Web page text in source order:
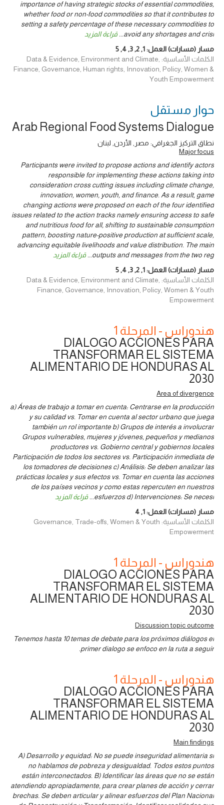
importance of having strategic stocks of essential commodities,
whether food or non-food commodities so that it contributes to
setting a safety percentage of these necessary commodities to
avoid any shortages and crisi
... قراءة المزيد
مسار (مسارات) العمل:1
,
2
,
3
,
4
,
5
الكلمات الأساسية: Data & Evidence, Environment and Climate,
Finance, Governance, Human rights, Innovation, Policy, Women &
Youth Empowerment
حوار ‎مستقل
Arab Regional Food Systems Dialogue
نطاق التركيز الجغرافي: مصر, الأردن, لبنان
Major focus
Participants were invited to propose actions and identify actors
responsible for implementing these actions taking into
consideration cross cutting issues including climate change,
innovation, women, youth, and finance. As a result, game
changing actions were proposed on each of the four identified
issues related to the action tracks namely ensuring access to safe
and nutritious food for all, shifting to sustainable consumption
pattern, boosting nature-positive production at sufficient scale,
advancing equitable livelihoods and value distribution. The main
outputs and messages from the two reg
... قراءة المزيد
مسار (مسارات) العمل:1
,
2
,
3
,
4
,
5
الكلمات الأساسية: Data & Evidence, Environment and Climate,
Finance, Governance, Innovation, Policy, Women & Youth
Empowerment
هندوراس - المرحلة 1
DIALOGO ACCIONES PARA
TRANSFORMAR EL SISTEMA
ALIMENTARIO DE HONDURAS AL
2030
Area of divergence
a) Áreas de trabajo a tomar en cuenta: Centrarse en la producción
y su calidad vs. Tomar en cuenta al sector urbano que juega
también un rol importante b) Grupos de interés a involucrar
Grupos vulnerables, mujeres y jóvenes, pequeños y medianos
productores vs. Gobierno central y gobiernos locales
Participación de todos los sectores vs. Participación inmediata de
los tomadores de decisiones c) Análisis: Se deben analizar las
prácticas locales y sus efectos vs. Tomar en cuenta las acciones
de los países vecinos y como estas repercuten en nuestros
esfuerzos d) Intervenciones: Se necesi
... قراءة المزيد
مسار (مسارات) العمل:1
,
4
الكلمات الأساسية: Governance, Trade-offs, Women & Youth
Empowerment
هندوراس - المرحلة 1
DIALOGO ACCIONES PARA
TRANSFORMAR EL SISTEMA
ALIMENTARIO DE HONDURAS AL
2030
Discussion topic outcome
Tenemos hasta 10 temas de debate para los próximos diálogos el
primer dialogo se enfoco en la ruta a seguir.
هندوراس - المرحلة 1
DIALOGO ACCIONES PARA
TRANSFORMAR EL SISTEMA
ALIMENTARIO DE HONDURAS AL
2030
Main findings
A) Desarrollo y equidad: No se puede inseguridad alimentaria si
no hablamos de pobreza y desigualdad. Todos estos puntos
están interconectados. B) Identificar las áreas que no se están
atendiendo apropiadamente, para crear planes de acción y cerrar
brechas. Se deben articular y alinear esfuerzos del Plan Nacional